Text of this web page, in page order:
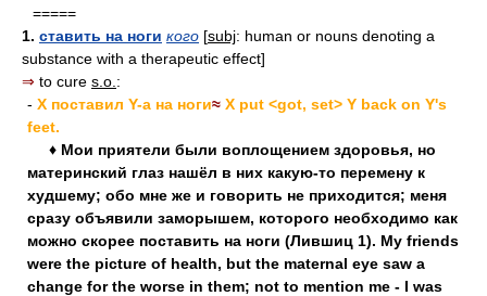
=====
1. ставить на ноги кого [subj: human or nouns denoting a
substance with a therapeutic effect]
⇒ to cure s.o. :
- X поставил Y-а на ноги≈ X put <got, set> Y back on Y's
feet.
♦ Мои приятели были воплощением здоровья, но
материнский глаз нашёл в них какую-то перемену к
худшему; обо мне же и говорить не приходится; меня
сразу объявили заморышем, которого необходимо как
можно скорее поставить на ноги (Лившиц 1). My friends
were the picture of health, but the maternal eye saw a
change for the worse in them; not to mention me - I was